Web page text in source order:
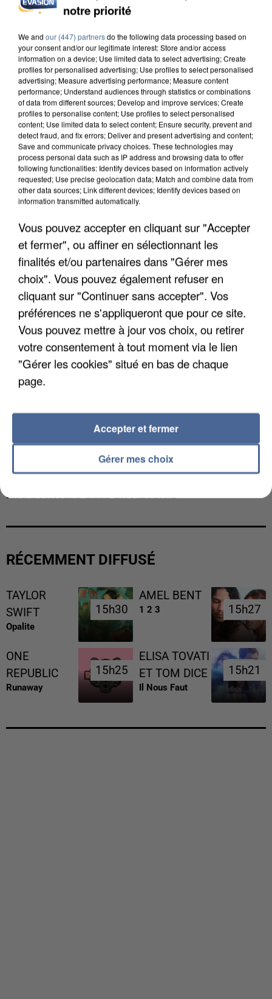
INCENDIES : L’ÎLE-DE-FRANCE LANCE UN ÉLAN
APRÈS TOUTES CES CANICULES, LES REFUGES
DE FAUNE SAUVAGE SONT...
MAFIA INTERPELLÉ EN ALGÉRIE
RÉCEMMENT DIFFUSÉ
TAYLOR
SWIFT
Opalite
15h30
15h30
AMEL BENT
1 2 3 15h27
15h27
ONE
REPUBLIC
Runaway
15h25
15h25
ELISA TOVATI
ET TOM DICE
Il Nous Faut
15h21
15h21
notre priorité
We and our (447) partnersdo the following data processing based on
your consent and/or our legitimate interest: Store and/or access
information on a device; Use limited data to select advertising; Create
profiles for personalised advertising; Use profiles to select personalised
advertising; Measure advertising performance; Measure content
performance; Understand audiences through statistics or combinations
of data from different sources; Develop and improve services; Create
profiles to personalise content; Use profiles to select personalised
content; Use limited data to select content; Ensure security, prevent and
detect fraud, and fix errors; Deliver and present advertising and content;
Save and communicate privacy choices. These technologies may
process personal data such as IP address and browsing data to offer
following functionalities: Identify devices based on information actively
requested; Use precise geolocation data; Match and combine data from
other data sources; Link different devices; Identify devices based on
information transmitted automatically.
Vous pouvez accepter en cliquant sur "Accepter
et fermer", ou affiner en sélectionnant les
finalités et/ou partenaires dans "Gérer mes
choix". Vous pouvez également refuser en
cliquant sur "Continuer sans accepter". Vos
préférences ne s'appliqueront que pour ce site.
Vous pouvez mettre à jour vos choix, ou retirer
votre consentement à tout moment via le lien
"Gérer les cookies" situé en bas de chaque
page.
Gérer mes choix
Accepter et fermer